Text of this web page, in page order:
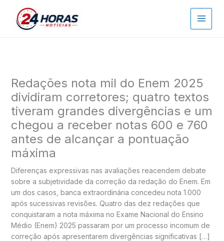
Redações nota mil do Enem 2025
dividiram corretores; quatro textos
tiveram grandes divergências e um
chegou a receber notas 600 e 760
antes de alcançar a pontuação
máxima
Diferenças expressivas nas avaliações reacendem debate
sobre a subjetividade da correção da redação do Enem. Em
um dos casos, banca extraordinária concedeu nota 1.000
após sucessivas revisões. Quatro das dez redações que
conquistaram a nota máxima no Exame Nacional do Ensino
Médio (Enem) 2025 passaram por um processo incomum de
correção após apresentarem divergências significativas […]